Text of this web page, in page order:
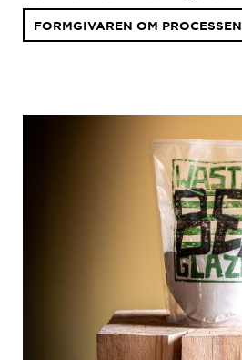
FORMGIVAREN OM PROCESSEN